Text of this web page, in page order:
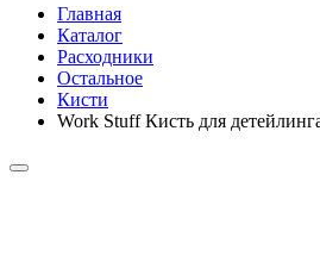
Главная
Каталог
Расходники
Остальное
Кисти
Work Stuff Кисть для